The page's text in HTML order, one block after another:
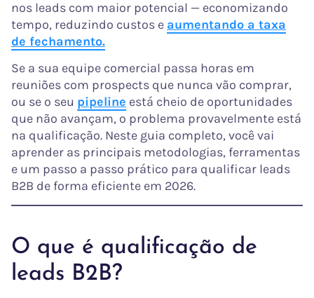
nos leads com maior potencial — economizando
tempo, reduzindo custos e aumentando a taxa
de fechamento.
Se a sua equipe comercial passa horas em
reuniões com prospects que nunca vão comprar,
ou se o seu pipeline está cheio de oportunidades
que não avançam, o problema provavelmente está
na qualificação. Neste guia completo, você vai
aprender as principais metodologias, ferramentas
e um passo a passo prático para qualificar leads
B2B de forma eficiente em 2026.
O que é qualificação de
leads B2B?